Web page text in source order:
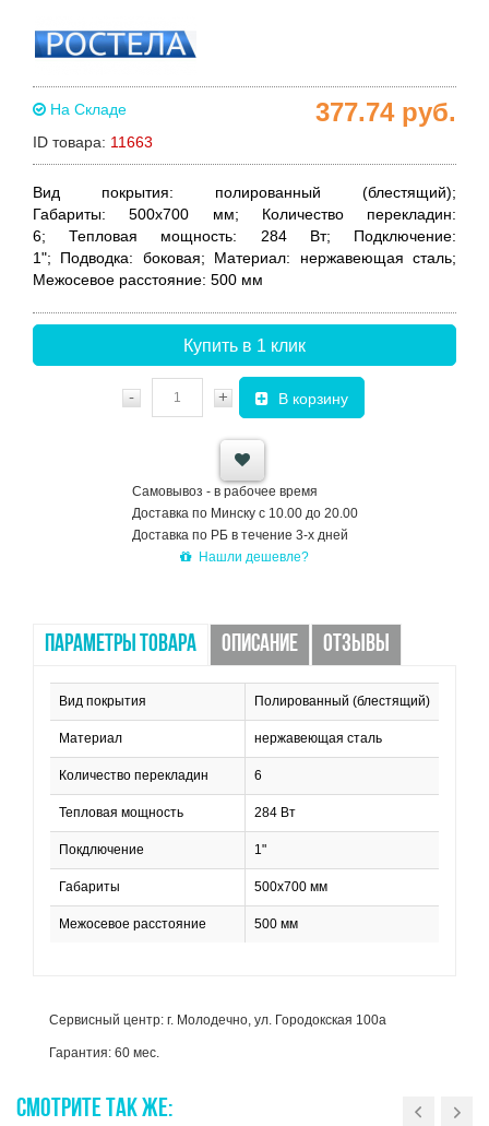
На Складе
ID товара: 11663
377.74 руб.
Вид покрытия: полированный (блестящий);
Габариты: 500x700 мм; Количество перекладин:
6;Тепловая мощность: 284 Вт;
Подключение:
1";
Подводка: боковая; Материал:
нержавеющая сталь;
Межосевое расстояние: 500 мм
Купить в 1 клик
- + В корзину
Самовывоз - в рабочее время
Доставка по Минску с 10.00 до 20.00
Доставка по РБ в течение 3-х дней
Нашли дешевле?
ПАРАМЕТРЫ ТОВАРА ОПИСАНИЕ ОТЗЫВЫ
Вид покрытия Полированный (блестящий)
Материал нержавеющая сталь
Количество перекладин 6
Тепловая мощность 284 Вт
Покдлючение 1"
Габариты 500x700 мм
Межосевое расстояние 500 мм
Сервисный центр: г. Молодечно, ул. Городокская 100а
Гарантия: 60 мес.
СМОТРИТЕ ТАКЖЕ: